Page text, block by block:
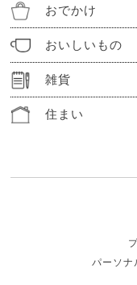
おでかけ
おいしいもの
雑貨
住まい
パーソナ